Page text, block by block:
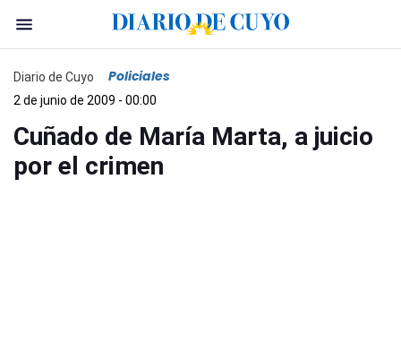
Diario de Cuyo Policiales
2 de junio de 2009 - 00:00
Cuñado de María Marta, a juicio
por el crimen